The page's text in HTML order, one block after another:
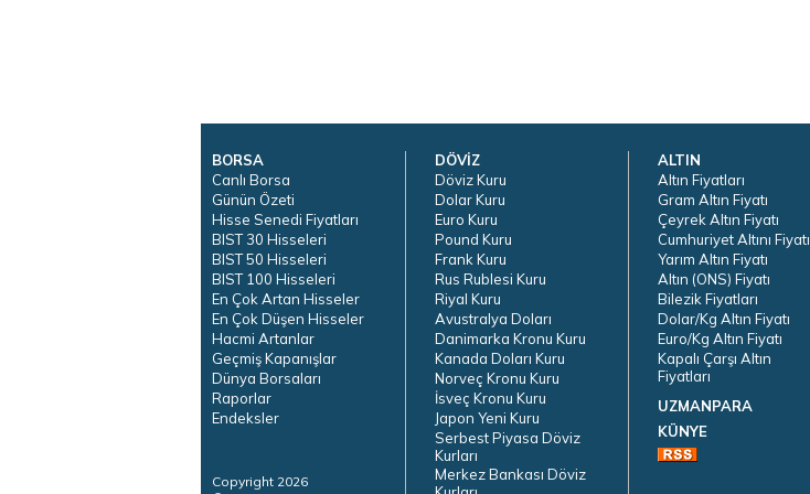
BORSA
Canlı Borsa
Günün Özeti
Hisse Senedi Fiyatları
BIST 30 Hisseleri
BIST 50 Hisseleri
BIST 100 Hisseleri
En Çok Artan Hisseler
En Çok Düşen Hisseler
Hacmi Artanlar
Geçmiş Kapanışlar
Dünya Borsaları
Raporlar
Endeksler
Copyright 2026
DÖVİZ
Döviz Kuru
Dolar Kuru
Euro Kuru
Pound Kuru
Frank Kuru
Rus Rublesi Kuru
Riyal Kuru
Avustralya Doları
Danimarka Kronu Kuru
Kanada Doları Kuru
Norveç Kronu Kuru
İsveç Kronu Kuru
Japon Yeni Kuru
Serbest Piyasa Döviz
Kurları
Merkez Bankası Döviz
ALTIN
Altın Fiyatları
Gram Altın Fiyatı
Çeyrek Altın Fiyatı
Cumhuriyet Altını Fiyatı
Yarım Altın Fiyatı
Altın (ONS) Fiyatı
Bilezik Fiyatları
Dolar/Kg Altın Fiyatı
Euro/Kg Altın Fiyatı
Kapalı Çarşı Altın
Fiyatları
UZMANPARA
KÜNYE